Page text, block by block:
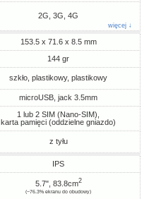
2G, 3G, 4G
więcej ↓
153.5 x 71.6 x 8.5 mm
144 gr
szkło, plastikowy, plastikowy
microUSB, jack 3.5mm
1 lub 2 SIM (Nano-SIM),
karta pamięci (oddzielne gniazdo)
z tyłu
IPS
5.7", 83.8cm2
(~76.3% ekranu do obudowy)